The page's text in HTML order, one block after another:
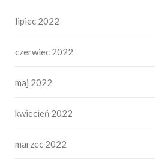
lipiec 2022
czerwiec 2022
maj 2022
kwiecień 2022
marzec 2022